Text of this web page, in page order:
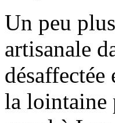
Un peu
artisanale
la lointaine